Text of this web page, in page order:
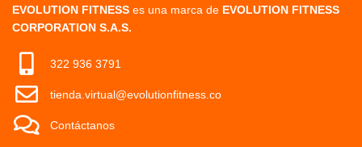
EVOLUTION FITNESS es una marca de EVOLUTION FITNESS
CORPORATION S.A.S.
322 936 3791
tienda.virtual@evolutionfitness.co
Contáctanos